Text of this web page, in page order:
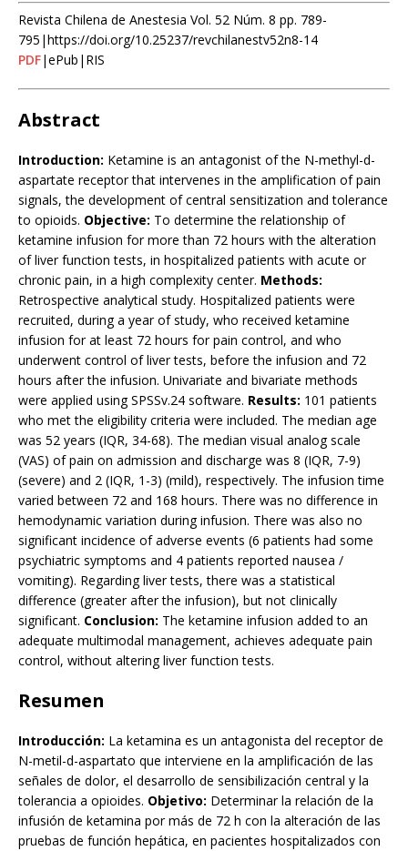
Revista Chilena de Anestesia Vol. 52 Núm. 8 pp. 789-
795|https://doi.org/10.25237/revchilanestv52n8-14
PDF|ePub|RIS
Abstract
Introduction: Ketamine is an antagonist of the N-methyl-d-
aspartate receptor that intervenes in the amplification of pain
signals, the development of central sensitization and tolerance
to opioids. Objective: To determine the relationship of
ketamine infusion for more than 72 hours with the alteration
of liver function tests, in hospitalized patients with acute or
chronic pain, in a high complexity center. Methods:
Retrospective analytical study. Hospitalized patients were
recruited, during a year of study, who received ketamine
infusion for at least 72 hours for pain control, and who
underwent control of liver tests, before the infusion and 72
hours after the infusion. Univariate and bivariate methods
were applied using SPSSv.24 software. Results: 101 patients
who met the eligibility criteria were included. The median age
was 52 years (IQR, 34-68). The median visual analog scale
(VAS) of pain on admission and discharge was 8 (IQR, 7-9)
(severe) and 2 (IQR, 1-3) (mild), respectively. The infusion time
varied between 72 and 168 hours. There was no difference in
hemodynamic variation during infusion. There was also no
significant incidence of adverse events (6 patients had some
psychiatric symptoms and 4 patients reported nausea /
vomiting). Regarding liver tests, there was a statistical
difference (greater after the infusion), but not clinically
significant. Conclusion: The ketamine infusion added to an
adequate multimodal management, achieves adequate pain
control, without altering liver function tests.
Resumen
Introducción: La ketamina es un antagonista del receptor de
N-metil-d-aspartato que interviene en la amplificación de las
señales de dolor, el desarrollo de sensibilización central y la
tolerancia a opioides. Objetivo: Determinar la relación de la
infusión de ketamina por más de 72 h con la alteración de las
pruebas de función hepática, en pacientes hospitalizados con